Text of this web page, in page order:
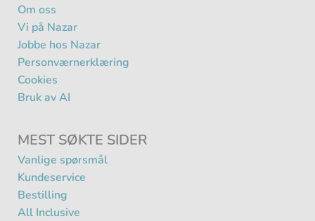
Om oss
Vi på Nazar
Jobbe hos Nazar
Personværnerklæring
Cookies
Bruk av AI
MEST SØKTE SIDER
Vanlige spørsmål
Kundeservice
Bestilling
All Inclusive